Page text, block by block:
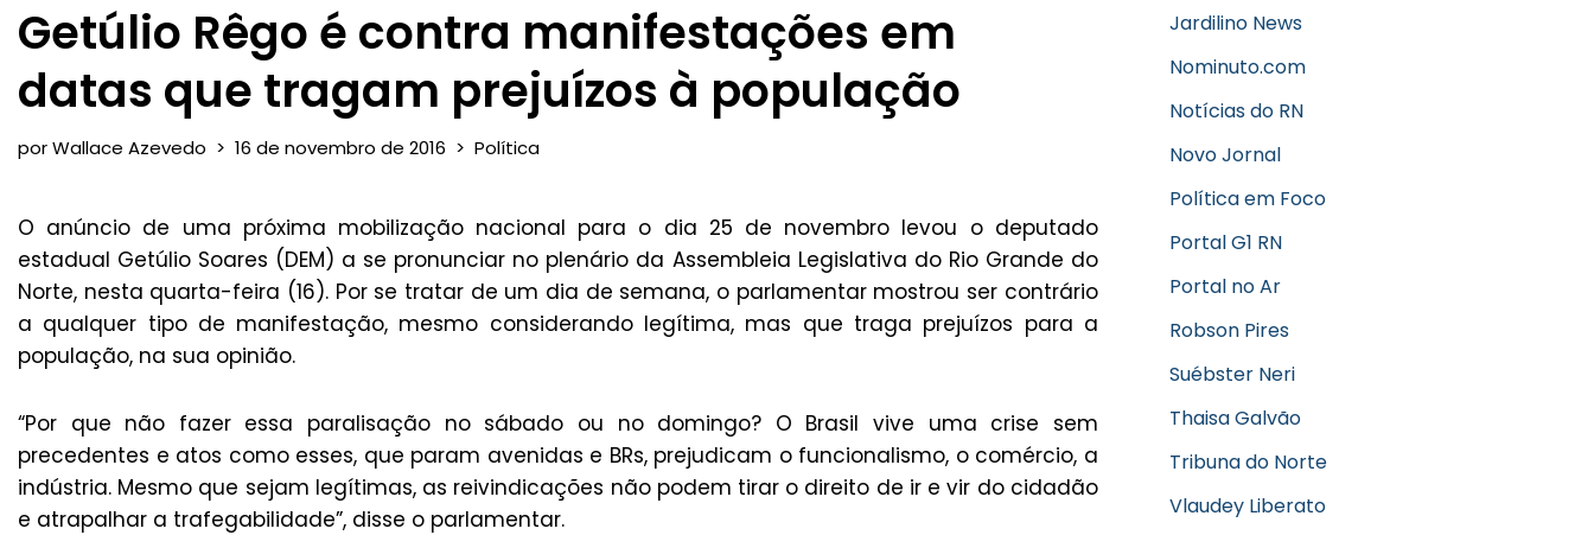
Getúlio Rêgo é contra manifestações em
datas que tragam prejuízos à população
porWallace Azevedo 16 de novembro de 2016 Política
O anúncio de uma próxima mobilização nacional para o dia 25 de novembro levou o deputado
estadual Getúlio Soares (DEM) a se pronunciar no plenário da Assembleia Legislativa do Rio Grande do
Norte, nesta quarta-feira (16). Por se tratar de um dia de semana, o parlamentar mostrou ser contrário
a qualquer tipo de manifestação, mesmo considerando legítima, mas que traga prejuízos para a
população, na sua opinião.
“Por que não fazer essa paralisação no sábado ou no domingo? O Brasil vive uma crise sem
precedentes e atos como esses, que param avenidas e BRs, prejudicam o funcionalismo, o comércio, a
indústria. Mesmo que sejam legítimas, as reivindicações não podem tirar o direito de ir e vir do cidadão
e atrapalhar a trafegabilidade”, disse o parlamentar.
Jardilino News
Nominuto.com
Notícias do RN
Novo Jornal
Política em Foco
Portal G1 RN
Portal no Ar
Robson Pires
Suébster Neri
Thaisa Galvão
Tribuna do Norte
Vlaudey Liberato